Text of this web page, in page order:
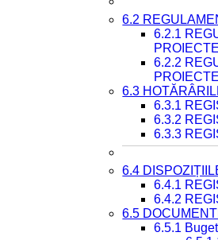
6.2
6.2.1
6.2.2
6.3
6.3.1
6.3.2
6.3.3
6.4
6.4.1
6.4.2
6.5
6.5.1